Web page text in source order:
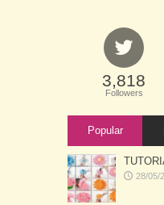
3,818
Followers
Popular
28/05/